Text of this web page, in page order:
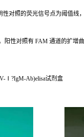
对照的荧光信号点为阈值线
阳性对照有 FAM通道的扩增曲
Ⅰ?IgM-Ab)elisa试剂盒